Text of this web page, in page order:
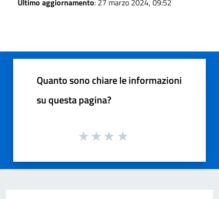
Quanto sono chiare le informazioni
su questa pagina?